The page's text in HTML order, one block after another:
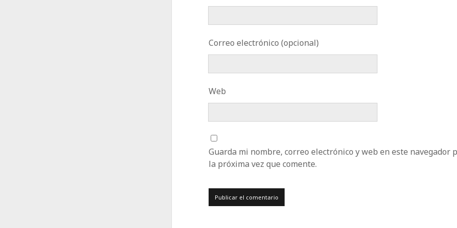
Correo electrónico (opcional)
Web
Guarda mi nombre, correo electrónico y web en este navegador
la próxima vez que comente.